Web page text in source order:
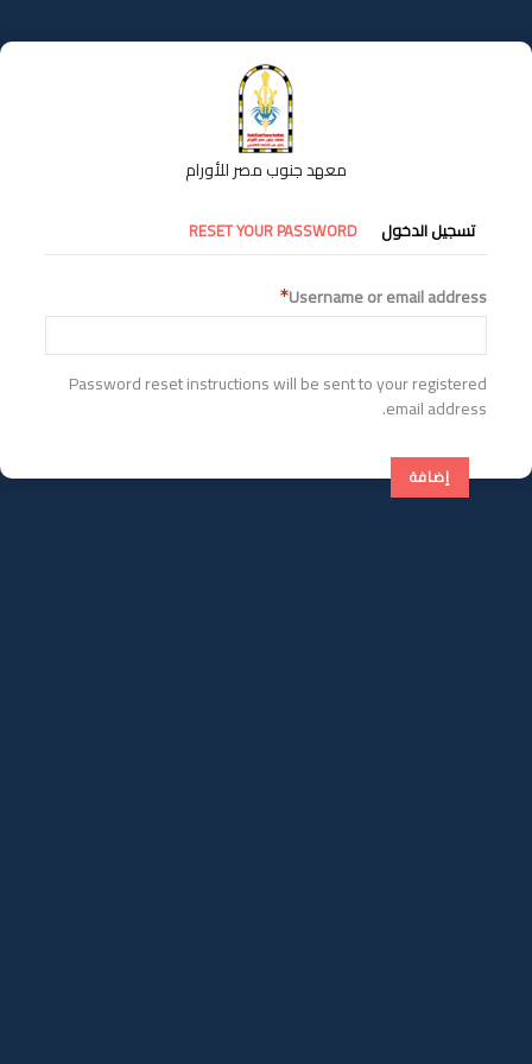
إلى
المحتوى
معهد جنوب مصر للأورام
التبويبات
الأساسية
تسجيل الدخول RESET YOUR PASSWORD
Username or email address
Password reset instructions will be sent to your registered
email address.